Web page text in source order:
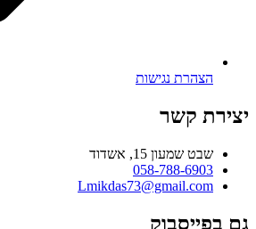
הצהרת נגישות
יצירת קשר
שבט שמעון 15, אשדוד
058-788-6903
Lmikdas73@gmail.com
גם בפייסבוק